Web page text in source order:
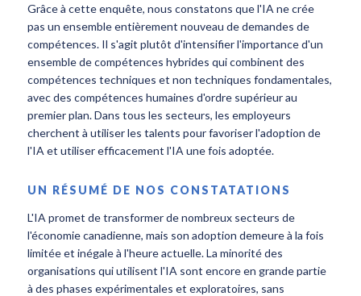
Grâce à cette enquête, nous constatons que l'IA ne crée
pas un ensemble entièrement nouveau de demandes de
compétences. Il s'agit plutôt d'intensifier l'importance d'un
ensemble de compétences hybrides qui combinent des
compétences techniques et non techniques fondamentales,
avec des compétences humaines d'ordre supérieur au
premier plan. Dans tous les secteurs, les employeurs
cherchent à utiliser les talents pour favoriser l'adoption de
l'IA et utiliser efficacement l'IA une fois adoptée.
UN RÉSUMÉ DE NOS CONSTATATIONS
L'IA promet de transformer de nombreux secteurs de
l'économie canadienne, mais son adoption demeure à la fois
limitée et inégale à l'heure actuelle. La minorité des
organisations qui utilisent l'IA sont encore en grande partie
à des phases expérimentales et exploratoires, sans